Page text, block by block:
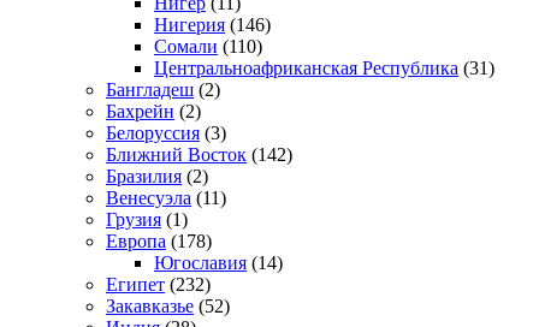
Нигерия (146)
Сомали (110)
Центральноафриканская Республика (31)
Бангладеш (2)
Бахрейн (2)
Белоруссия (3)
Ближний Восток (142)
Бразилия (2)
Венесуэла (11)
Грузия (1)
Европа (178)
Югославия (14)
Египет (232)
Закавказье (52)